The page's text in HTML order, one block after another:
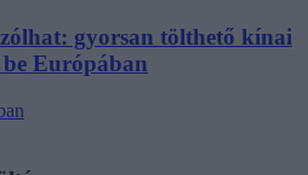
gyorsan tölthető kínai
Európában